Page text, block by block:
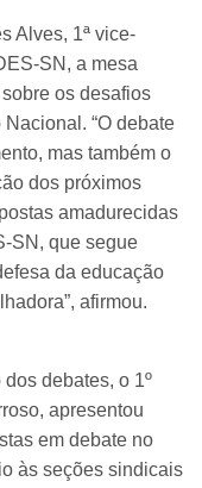
Alves, 1ª vice-
SN, a mesa
os desafios
“O debate
mas também o
dos próximos
amadurecidas
SN, que segue
da educação
afirmou.
debates, o 1º
apresentou
em debate no
às seções sindicais